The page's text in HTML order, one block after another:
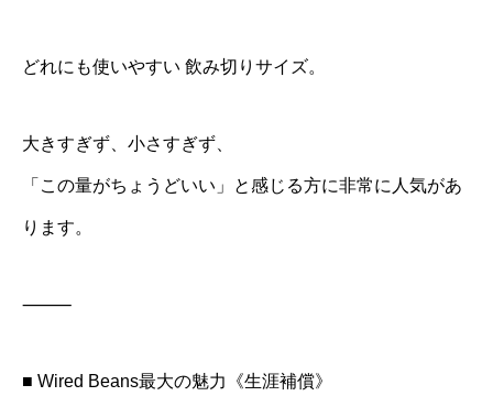
どれにも使いやすい 飲み切りサイズ。
大きすぎず、小さすぎず、
「この量がちょうどいい」と感じる方に非常に人気があ
ります。
⸻
■ Wired Beans最大の魅力《生涯補償》